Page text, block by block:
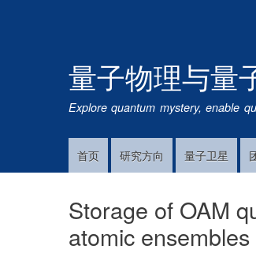
量子物理与量
Explore quantum mystery, enable
Main首页 研究方向 量子卫星
Storage of OAM
atomic ensembles